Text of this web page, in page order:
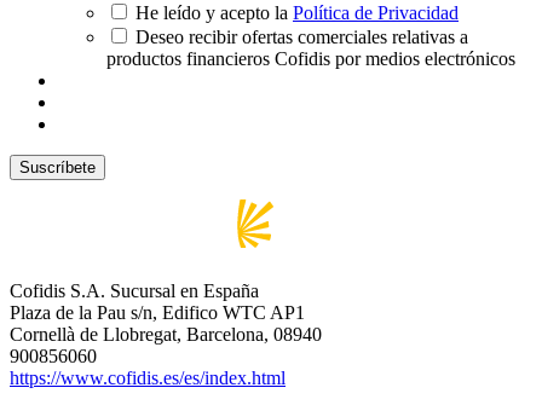
He leído y acepto la Política de Privacidad
Deseo recibir ofertas comerciales relativas a
productos financieros Cofidis por medios electrónicos
Cofidis S.A. Sucursal en España
Plaza de la Pau s/n, Edifico WTC AP1
Cornellà de Llobregat, Barcelona, 08940
900856060
https://www.cofidis.es/es/index.html